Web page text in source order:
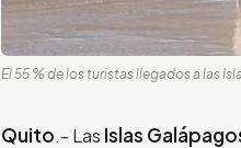
El 55 % de los turistas llegados a las
Quito.- Las Islas